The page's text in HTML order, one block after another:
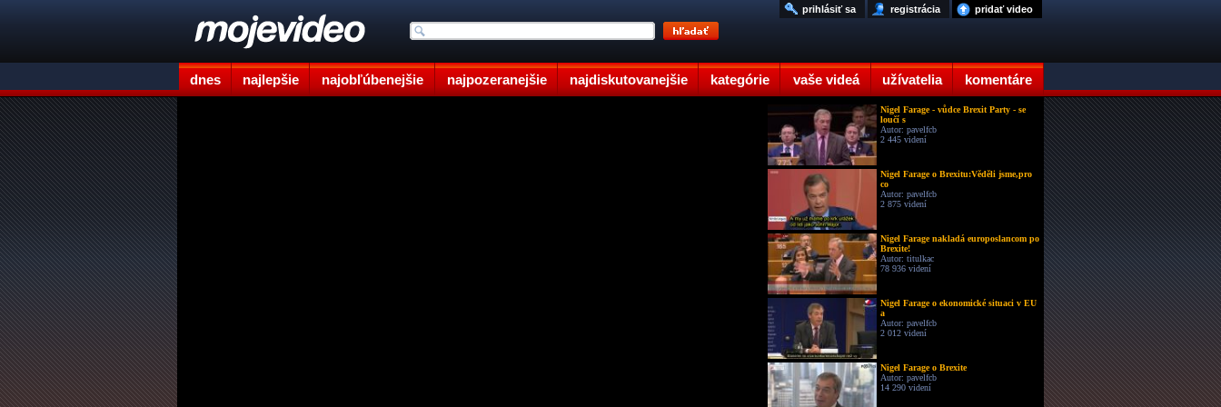
dnes najlepšie najobľúbenejšie najpozeranejšie najdiskutovanejšie kategórie vaše videá užívatelia komentáre
pridať video
registrácia
prihlásiť sa
Nigel Farage - vůdce Brexit Party - se
loučí s
Autor: pavelfcb
2 445 videní
Nigel Farage o Brexitu:Věděli jsme,pro
co
Autor: pavelfcb
2 875 videní
Nigel Farage nakladá europoslancom po
Brexite!
Autor: titulkac
78 936 videní
Nigel Farage o ekonomické situaci v EU
a
Autor: pavelfcb
2 012 videní
Nigel Farage o Brexite
Autor: pavelfcb
14 290 videní